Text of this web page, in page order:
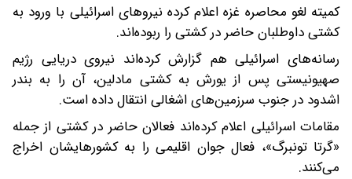
کمیته لغو محاصره غزه اعلام کرده نیروهای اسرائیلی با ورود به
کشتی داوطلبان حاضر در کشتی را ربوده‌اند.
رسانه‌های اسرائیلی هم گزارش کرده‌اند نیروی دریایی رژیم
صهیونیستی پس از یورش به کشتی مادلین، آن را به بندر
اشدود در جنوب سرزمین‌های اشغالی انتقال داده است.
مقامات اسرائیلی اعلام کرده‌اند فعالان حاضر در کشتی از جمله
«گرتا تونبرگ»، فعال جوان اقلیمی را به کشورهایشان اخراج
می‌کنند.